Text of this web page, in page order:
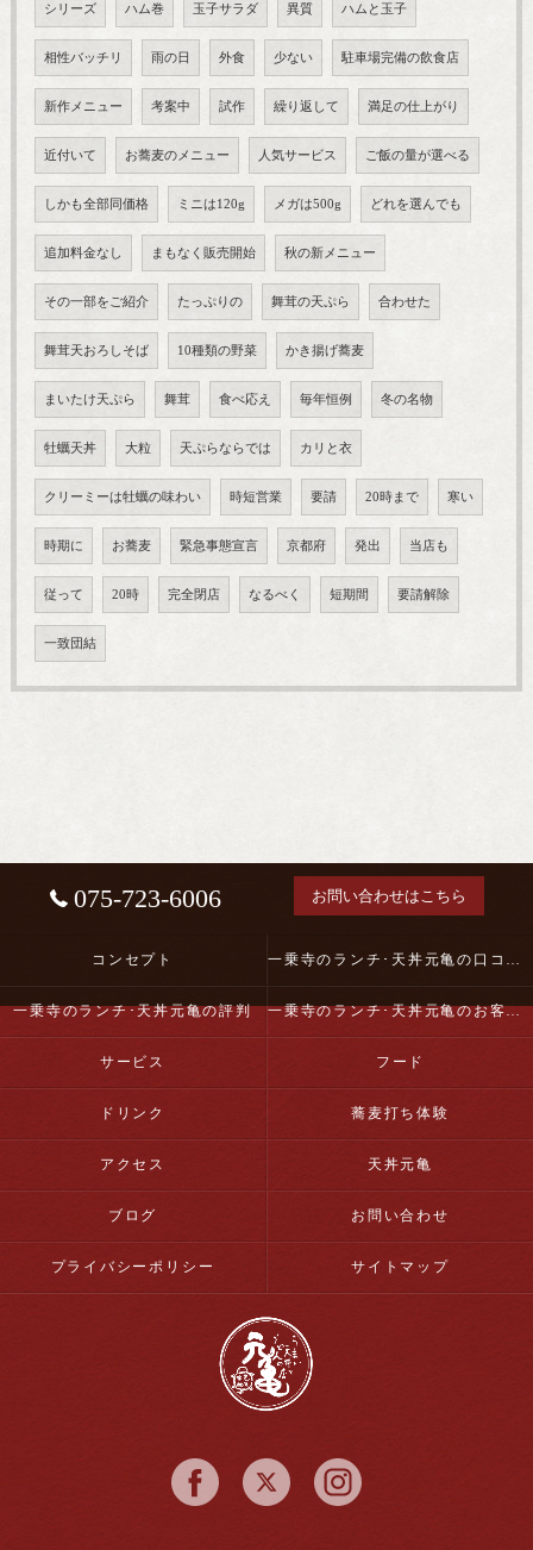
シリーズ ハム巻 玉子サラダ 異質 ハムと玉子
相性バッチリ 雨の日 外食 少ない 駐車場完備の飲食店
新作メニュー 考案中 試作 繰り返して 満足の仕上がり
近付いて お蕎麦のメニュー 人気サービス ご飯の量が選べる
しかも全部同価格 ミニは120g メガは500g どれを選んでも
追加料金なし まもなく販売開始 秋の新メニュー
その一部をご紹介 たっぷりの 舞茸の天ぷら 合わせた
舞茸天おろしそば 10種類の野菜 かき揚げ蕎麦
まいたけ天ぷら 舞茸 食べ応え 毎年恒例 冬の名物
牡蠣天丼 大粒 天ぷらならでは カリと衣
クリーミーは牡蠣の味わい 時短営業 要請 20時まで 寒い
時期に お蕎麦 緊急事態宣言 京都府 発出 当店も
従って 20時 完全閉店 なるべく 短期間 要請解除
一致団結
075-723-6006 お問い合わせはこちら
コンセプト 一乗寺のランチ･天丼元亀の口コミ情報
一乗寺のランチ･天丼元亀の評判 一乗寺のランチ･天丼元亀のお客様の声
サービス フード
ドリンク 蕎麦打ち体験
アクセス 天丼元亀
ブログ お問い合わせ
プライバシーポリシー サイトマップ